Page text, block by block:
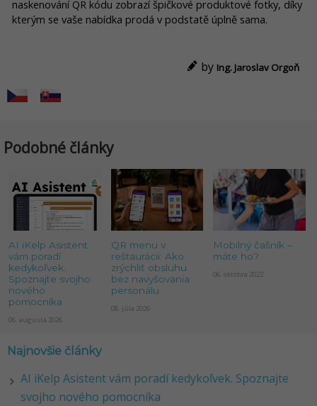
naskenování QR kódu zobrazí špičkové produktové fotky, díky
kterým se vaše nabídka prodá v podstatě úplně sama.
by Ing. Jaroslav Orgoň
Podobné články
AI iKelp Asistent
vám poradí
kedykoľvek.
Spoznajte svojho
nového
pomocníka
06. augusta 2026
QR menu v
reštaurácii: Ako
zrýchliť obsluhu
bez navyšovania
personálu
08. júla 2026
Mobilný čašník –
máte ho?
06. októbra 2022
Najnovšie články
AI iKelp Asistent vám poradí kedykoľvek. Spoznajte
svojho nového pomocníka